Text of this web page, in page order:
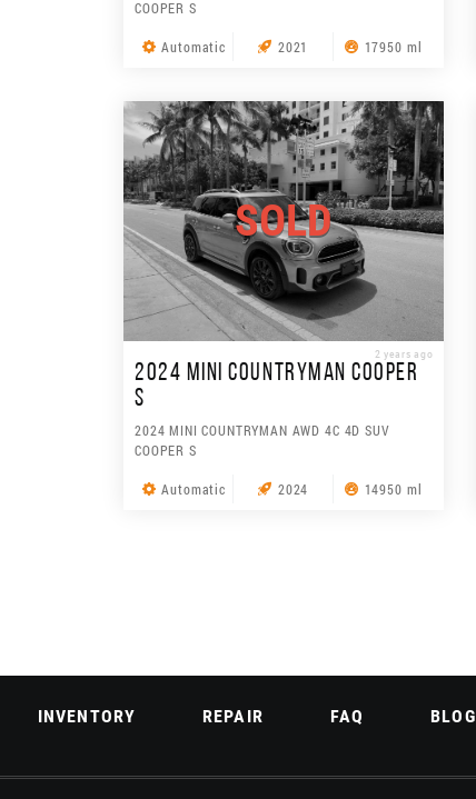
COOPER S
Automatic 2021 17950 ml
SOLD
2 years ago
2024 MINI COUNTRYMAN COOPER
S
2024 MINI COUNTRYMAN AWD 4C 4D SUV
COOPER S
Automatic 2024 14950 ml
INVENTORY REPAIR FAQ BLOG